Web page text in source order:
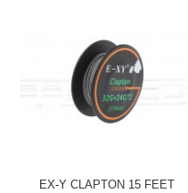
EX-Y CLAPTON 15 FEET